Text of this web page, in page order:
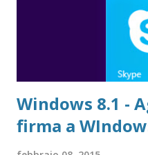
Windows 8.1 -
firma a